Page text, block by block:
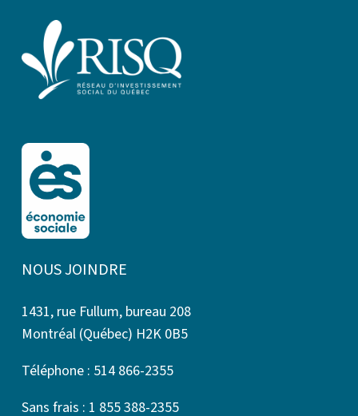
NOUS JOINDRE
1431, rue Fullum, bureau 208
Montréal (Québec) H2K 0B5
Téléphone : 514 866-2355
Sans frais : 1 855 388-2355